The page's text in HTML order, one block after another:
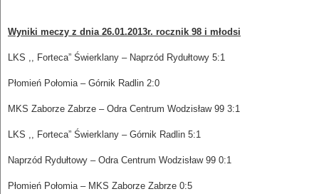
Wyniki meczy z dnia 26.01.2013r. rocznik 98 i młodsi
LKS ,, Forteca” Świerklany – Naprzód Rydułtowy 5:1
Płomień Połomia – Górnik Radlin 2:0
MKS Zaborze Zabrze – Odra Centrum Wodzisław 99 3:1
LKS ,, Forteca” Świerklany – Górnik Radlin 5:1
Naprzód Rydułtowy – Odra Centrum Wodzisław 99 0:1
Płomień Połomia – MKS Zaborze Zabrze 0:5